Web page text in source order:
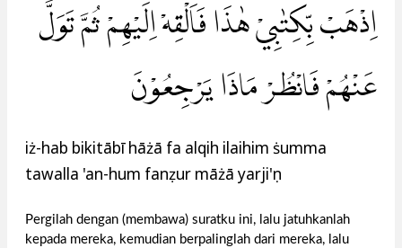
اِذْهَبْ بِّكِتٰبِيْ هٰذَا فَاَلْقِهْ اِلَيْهِمْ ثُمَّ تَوَلَّ
عَنْهُمْ فَانْظُرْ مَاذَا يَرْجِعُوْنَ
iż-hab bikitābī hāżā fa alqih ilaihim ṡumma
tawalla 'an-hum fanẓur māżā yarji'ụn
Pergilah dengan (membawa) suratku ini, lalu jatuhkanlah
kepada mereka, kemudian berpalinglah dari mereka, lalu